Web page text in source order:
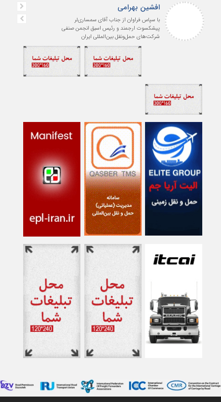
افشین بهرامی
با سپاس فراوان از جناب آقای سمساری‌لر
پیشکسوت ارجمند و رئیس اسبق انجمن صنفی
شرکت‌های حمل‌ونقل بین‌المللی ایران